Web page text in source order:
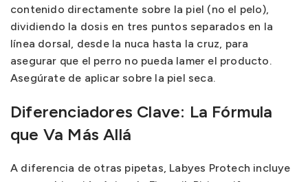
contenido directamente sobre la piel (no el pelo),
dividiendo la dosis en tres puntos separados en la
línea dorsal, desde la nuca hasta la cruz, para
asegurar que el perro no pueda lamer el producto.
Asegúrate de aplicar sobre la piel seca.
Diferenciadores Clave: La Fórmula
que Va Más Allá
A diferencia de otras pipetas, Labyes Protech incluye